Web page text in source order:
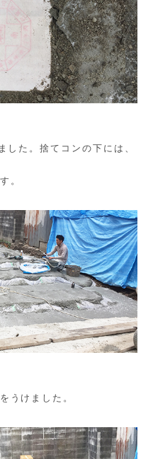
した。捨てコンの下には、
。
うけました。